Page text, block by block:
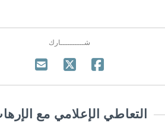
شــــــــــارك
التعاطي الإعلامي مع